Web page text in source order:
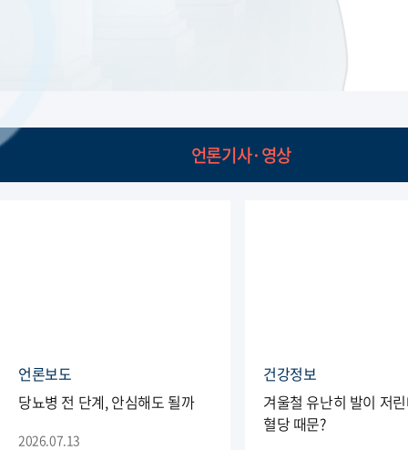
언론기사·영상
언론보도
당뇨병 전 단계, 안심해도 될까
2026.07.13
건강정보
겨울철 유난히 발이 저
혈당 때문?